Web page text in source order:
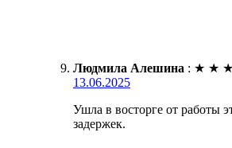
Людмила Алешина : ★ ★ ★
13.06.2025
Ушла в восторге от работы
задержек.